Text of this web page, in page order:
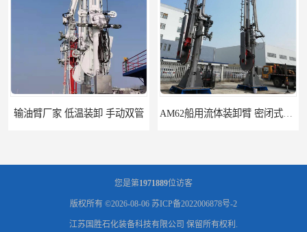
厂家 低温装卸 手动双管 AM62船用流体装卸臂 密闭式装卸臂 多种型号可供选择
您是第1971889位访客
版权所有 ©2026-08-06 苏ICP备2022006878号-2
江苏国胜石化装备科技有限公司 保留所有权利.